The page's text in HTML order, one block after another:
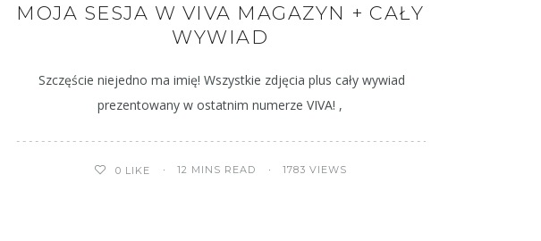
MOJA SESJA W VIVA MAGAZYN + CAŁY
WYWIAD
Szczęście niejedno ma imię! Wszystkie zdjęcia plus cały wywiad
prezentowany w ostatnim numerze VIVA! ,
0 LIKE 12 MINS READ 1783 VIEWS